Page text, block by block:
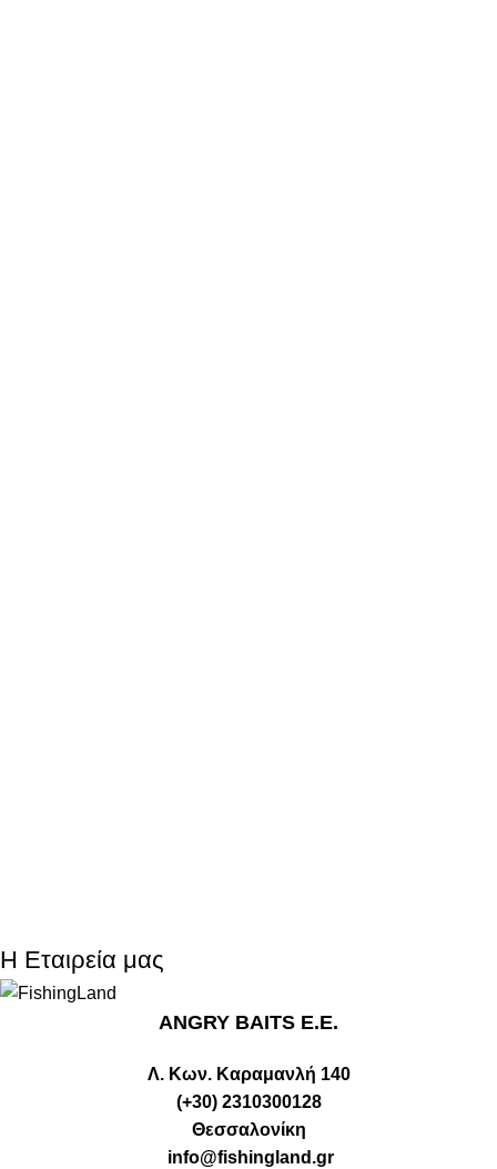
Η Εταιρεία μας
ANGRY BAITS Ε.Ε.
Λ. Κων. Καραμανλή 140
(+30) 2310300128
Θεσσαλονίκη
info@fishingland.gr